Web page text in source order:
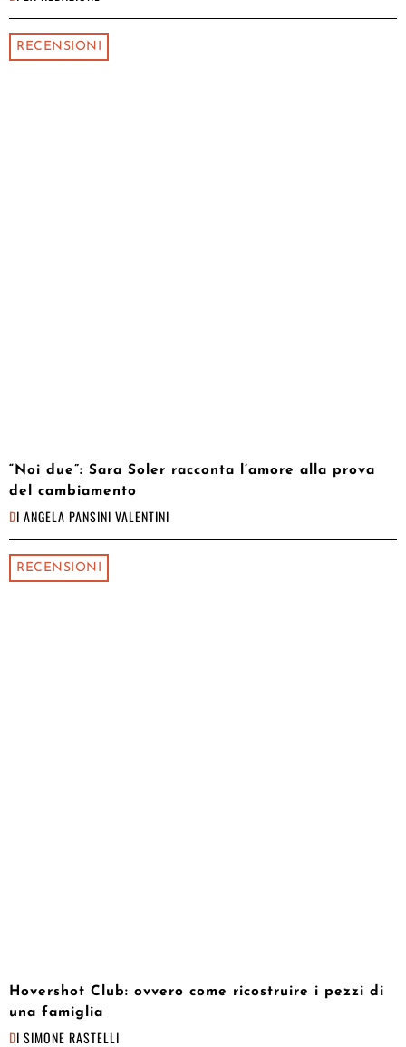
RECENSIONI
“Noi due”: Sara Soler racconta l’amore alla prova
del cambiamento
DI ANGELA PANSINI VALENTINI
RECENSIONI
Hovershot Club: ovvero come ricostruire i pezzi di
una famiglia
DI SIMONE RASTELLI